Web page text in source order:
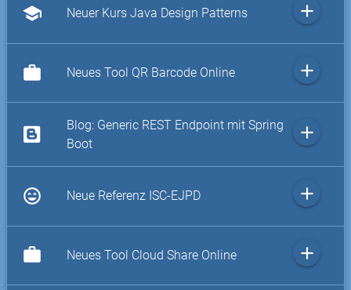
school Neuer Kurs Java Design Patterns add
work Neues Tool QR Barcode Online add
Blog: Generic REST Endpoint mit Spring
Boot
add
sentiment_very_satisfied Neue Referenz ISC-EJPD add
work Neues Tool Cloud Share Online add